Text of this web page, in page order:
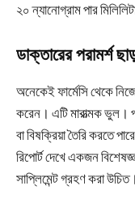
২০ ন্যানোগ্রাম পার
ডাক্তারের পরামর্শ
অনেকেই ফার্মেসি থেকে
করেন। এটি মারাত্মক ভুল।
বা বিষক্রিয়া তৈরি করতে
রিপোর্ট দেখে একজন
সাপ্লিমেন্ট গ্রহণ করা উচিত।